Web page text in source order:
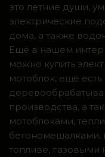
это летние души,
электрические
дома, а также
Ещё в нашем
можно купить
мотоблок, ещё есть
производства, а
мотоблоками,
бетономешалками,
топливе, газовыми